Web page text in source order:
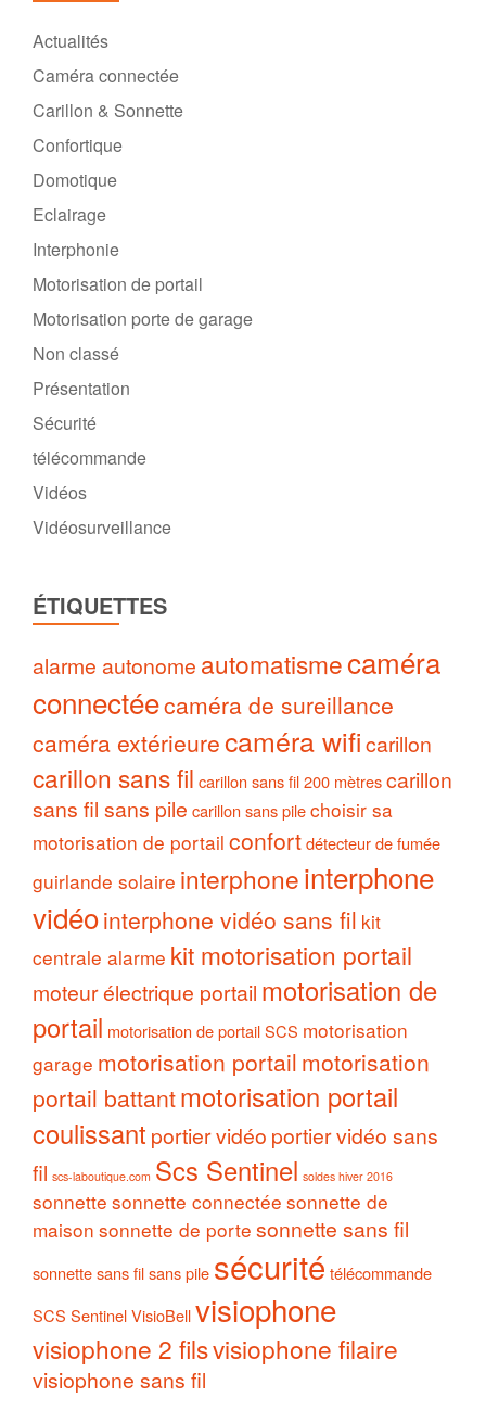
Actualités
Caméra connectée
Carillon & Sonnette
Confortique
Domotique
Eclairage
Interphonie
Motorisation de portail
Motorisation porte de garage
Non classé
Présentation
Sécurité
télécommande
Vidéos
Vidéosurveillance
ÉTIQUETTES
alarme autonome automatismecaméra
connectéecaméra de sureillance
caméra extérieurecaméra wificarillon
carillon sans fil carillon sans fil 200 mètrescarillon
sans fil sans pile carillon sans pilechoisir sa
motorisation de portail confortdétecteur de fumée
guirlande solaire interphoneinterphone
vidéointerphone vidéo sans fil kit
centrale alarme kit motorisation portail
moteur électrique portail motorisation de
portail motorisation de portail SCS motorisation
garage motorisation portail motorisation
portail battantmotorisation portail
coulissant portier vidéo portier vidéo sans
fil scs-laboutique.com Scs Sentinel soldes hiver 2016
sonnette sonnette connectée sonnette de
maison sonnette de porte sonnette sans fil
sonnette sans fil sans pile sécurité télécommande
SCS SentinelVisioBellvisiophone
visiophone 2 filsvisiophone filaire
visiophone sans fil